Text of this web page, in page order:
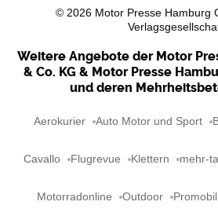
© 2026 Motor Presse Hamburg
Weitere Angebote der Motor
& Co. KG & Motor Presse
und deren
Aerokurier Auto Motor und Sport
Cavallo Flugrevue Klettern mehr-
Motorradonline Outdoor Promobil